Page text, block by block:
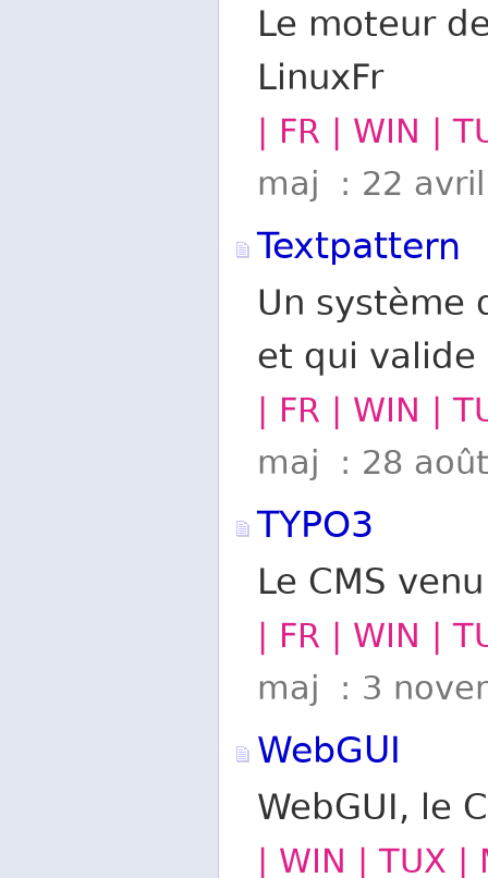
Le moteur
LinuxFr
| FR | WIN |
maj : 22
Textpattern
Un système
et qui valide
| FR | WIN |
maj : 28
TYPO3
Le CMS
| FR | WIN |
maj : 3
WebGUI
WebGUI, le
| WIN | TUX |